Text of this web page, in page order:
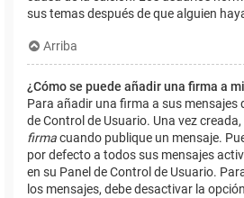
sus temas después de que alguien
Arriba
¿Cómo se puede añadir una firma a
Para añadir una firma a sus mensajes
de Control de Usuario. Una vez
firmacuando publique un mensaje.
por defecto a todos sus mensajes
en su Panel de Control de Usuario.
los mensajes, debe desactivar la opción